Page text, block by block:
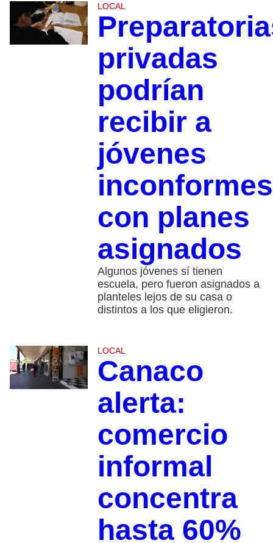
LOCAL
privadas
podrían
recibir a
jóvenes
inconformes
con planes
asignados
Algunos jóvenes sí tienen
escuela, pero fueron asignados a
planteles lejos de su casa o
distintos a los que eligieron.
LOCAL
Canaco
alerta:
comercio
informal
concentra
hasta 60%